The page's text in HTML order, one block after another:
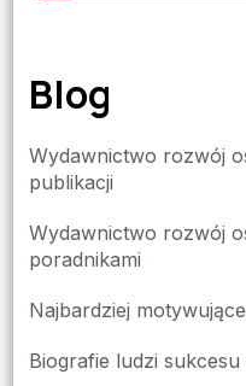
Blog
Wydawnictwo rozwój
publikacji
Wydawnictwo rozwój
poradnikami
Najbardziej
Biografie ludzi